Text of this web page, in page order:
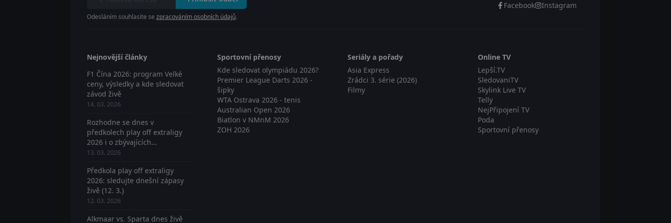
Odesláním souhlasíte se zpracováním osobních údajů.
Facebook Instagram
Nejnovější články
F1 Čína 2026: program Velké
ceny, výsledky a kde sledovat
závod živě
14. 03. 2026
Rozhodne se dnes v
předkolech play off extraligy
2026 i o zbývajících
postupujících? Sledujte živě
13. 03. 2026
Předkola play off extraligy
2026: sledujte dnešní zápasy
živě (12. 3.)
12. 03. 2026
Alkmaar vs. Sparta dnes živě
Sportovní přenosy
Kde sledovat olympiádu 2026?
Premier League Darts 2026 -
šipky
WTA Ostrava 2026 - tenis
Australian Open 2026
Biatlon v NMnM 2026
ZOH 2026
Seriály a pořady
Asia Express
Zrádci 3. série (2026)
Filmy
Online TV
Lepší.TV
SledovaniTV
Skylink Live TV
Telly
NejPřipojení TV
Poda
Sportovní přenosy